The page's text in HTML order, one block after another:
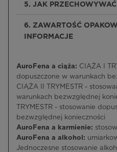
5. JAK
6. ZAWARTOŚĆ
INFORMACJE
AuroFena a ciąża: CIĄŻA I
dopuszczone w warunkach
CIĄŻA II TRYMESTR -
warunkach bezwzględnej
TRYMESTR - stosowanie
bezwzględnej konieczności
AuroFena a karmienie:
AuroFena a alkohol:
Jednoczesne stosowanie